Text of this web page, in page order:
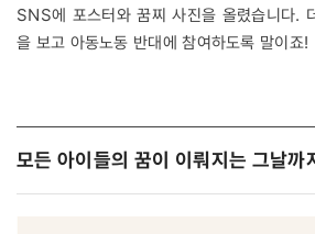
SNS에 포스터와 꿈찌 사진을 올렸습니다.
을 보고 아동노동 반대에 참여하도록 말이죠!
모든 아이들의 꿈이 이뤄지는 그날까